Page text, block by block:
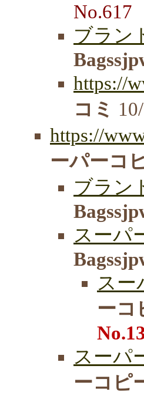
No.617
ブラン
https://
コミ
https://
ーパーコ
ブラン
スーパ
スー
ーコ
スーパ
ーコピ